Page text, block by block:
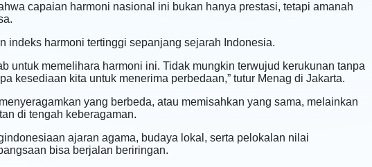
capaian harmoni nasional ini bukan hanya prestasi, tetapi amanah
indeks harmoni tertinggi sepanjang sejarah Indonesia.
untuk memelihara harmoni ini. Tidak mungkin terwujud kerukunan tanpa
kesediaan kita untuk menerima perbedaan,” tutur Menag di Jakarta.
yang berbeda, atau memisahkan yang sama, melainkan
di tengah keberagaman.
ajaran agama, budaya lokal, serta pelokalan nilai
bisa berjalan beriringan.